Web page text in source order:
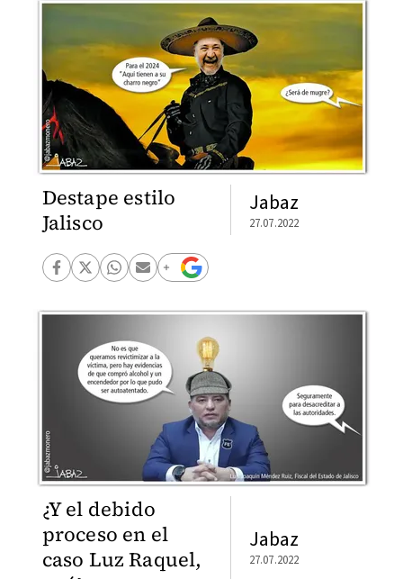
Destape estilo
Jalisco
Jabaz
27.07.2022
¿Y el debido
proceso en el
caso Luz Raquel,
Jabaz
27.07.2022